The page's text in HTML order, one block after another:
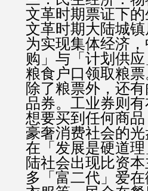
文革时期票证下
文革时期大陆城
为实现集体经济
购」与「计划供
粮食户口领取粮票
除了粮票外，还
品券。工业券则
想要买到任何商
豪奢消费社会的
在「发展是硬道
陆社会出现比资
多「富二代」爱